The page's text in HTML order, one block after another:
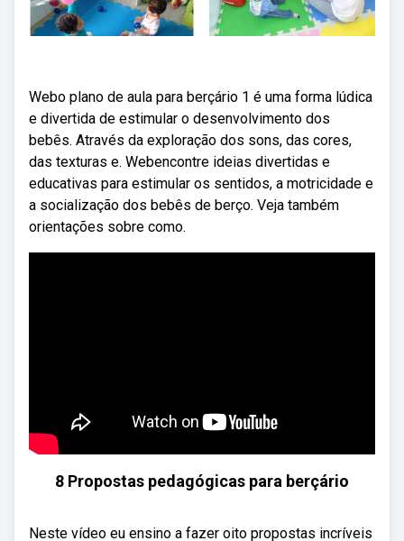
Webo plano de aula para berçário 1 é uma forma lúdica
e divertida de estimular o desenvolvimento dos
bebês. Através da exploração dos sons, das cores,
das texturas e. Webencontre ideias divertidas e
educativas para estimular os sentidos, a motricidade e
a socialização dos bebês de berço. Veja também
orientações sobre como.
8 Propostas pedagógicas para berçário
Neste vídeo eu ensino a fazer oito propostas incríveis